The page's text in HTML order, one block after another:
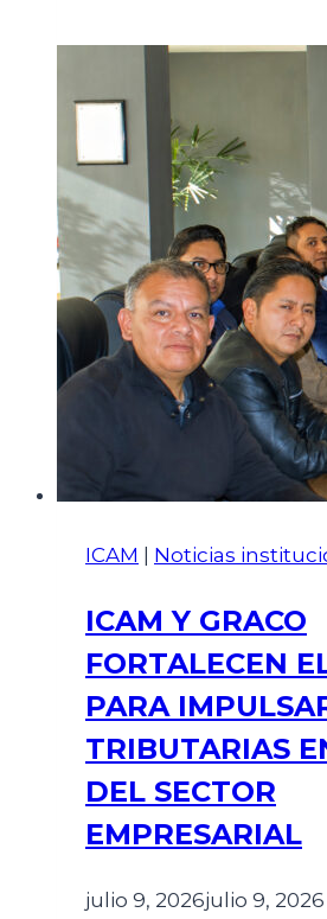
ICAM Noticias
ICAM Y GRACO
FORTALECEN
PARA
TRIBUTARIAS
DEL SECTOR
EMPRESARIAL
julio 9, 2026julio 9, 2026